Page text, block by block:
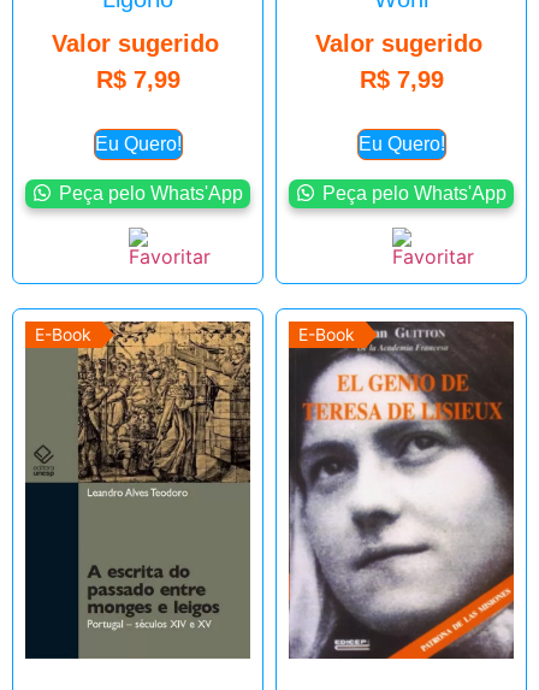
Valor sugerido
R$7,99
Eu Quero!
Peça pelo Whats'App
Valor sugerido
R$7,99
Eu Quero!
Peça pelo Whats'App
E-Book E-Book